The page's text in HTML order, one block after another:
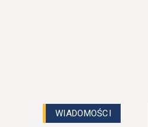
WIADOMOŚCI